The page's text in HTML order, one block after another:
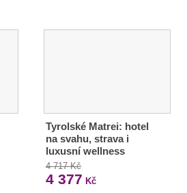
Tyrolské Matrei: hotel
na svahu, strava i
luxusní wellness
4 717 Kč
4 377 Kč